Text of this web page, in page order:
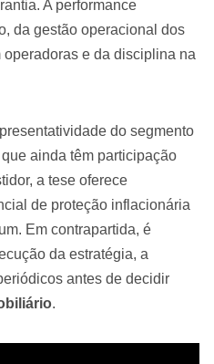
A performance
da gestão operacional dos
e da disciplina na
do segmento
ainda têm participação
a tese oferece
de proteção inflacionária
Em contrapartida, é
da estratégia, a
antes de decidir
.